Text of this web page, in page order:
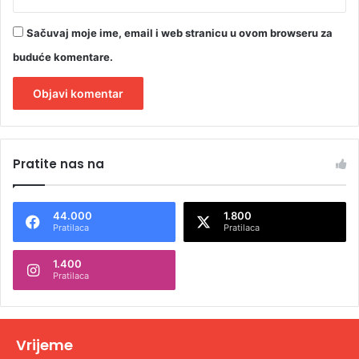
Sačuvaj moje ime, email i web stranicu u ovom browseru za
buduće komentare.
t
n
t
v
Pratite nas na
44.000
Pratilaca
1.800
Pratilaca
1.400
Pratilaca
Vrijeme